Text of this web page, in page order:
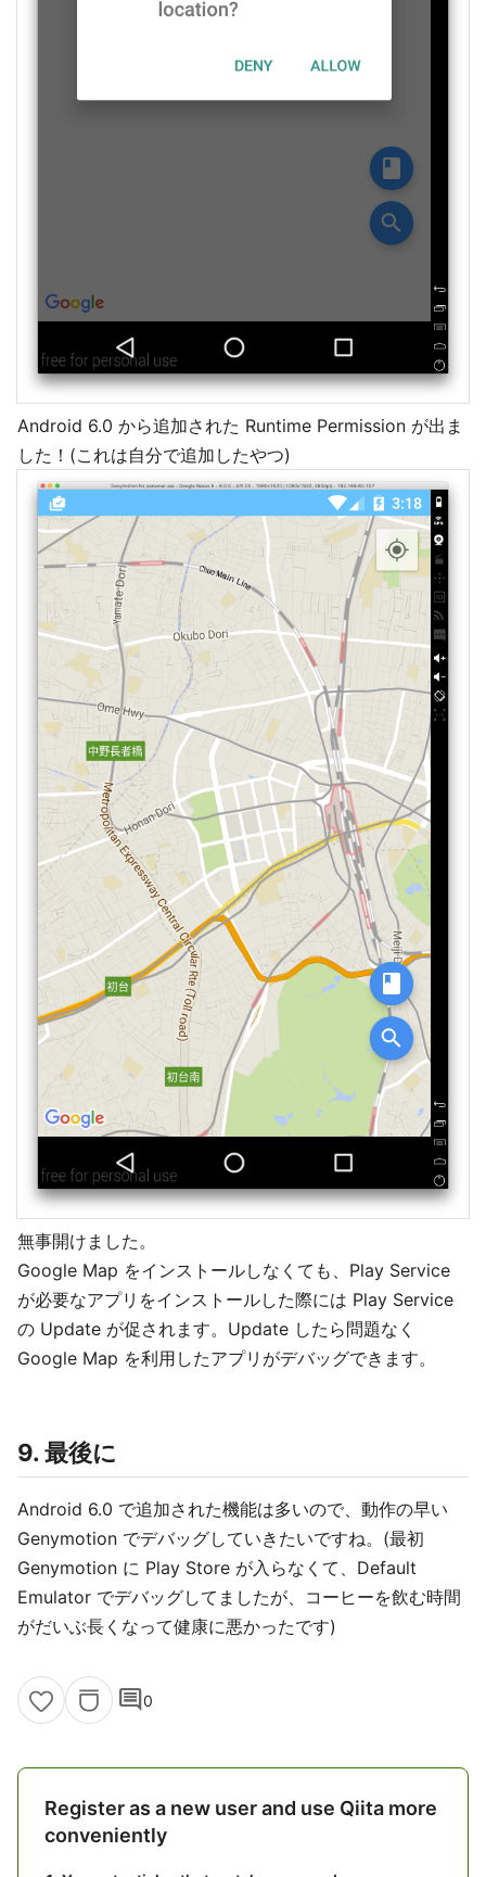
Android 6.0 から追加された Runtime Permission が出ま
した！(これは自分で追加したやつ)
無事開けました。
Google Map をインストールしなくても、Play Service
が必要なアプリをインストールした際には Play Service
の Update が促されます。Update したら問題なく
Google Map を利用したアプリがデバッグできます。
9. 最後に
Android 6.0 で追加された機能は多いので、動作の早い
Genymotion でデバッグしていきたいですね。(最初
Genymotion に Play Store が入らなくて、Default
Emulator でデバッグしてましたが、コーヒーを飲む時間
がだいぶ長くなって健康に悪かったです)
comment0
Register as a new user and use Qiita more
conveniently